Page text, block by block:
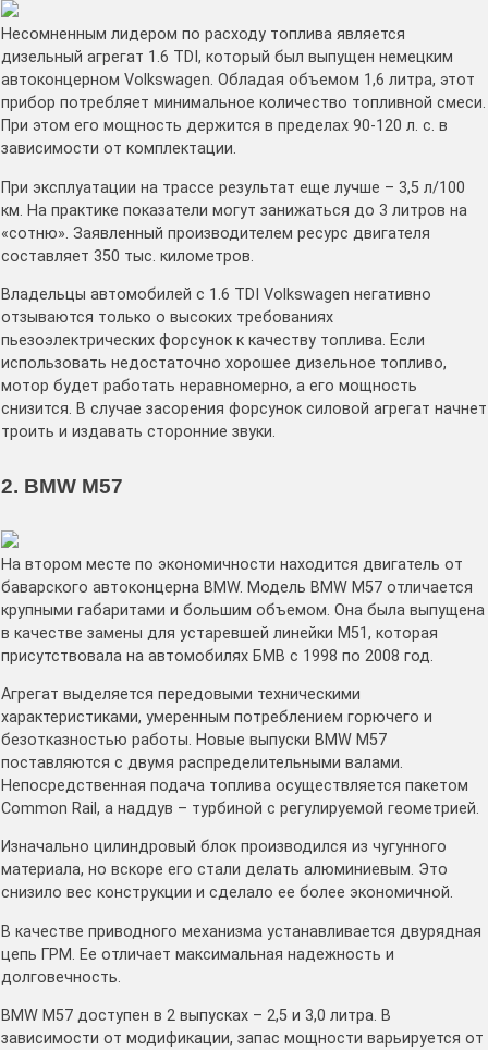
Несомненным лидером по расходу топлива является
дизельный агрегат 1.6 TDI, который был выпущен немецким
автоконцерном Volkswagen. Обладая объемом 1,6 литра, этот
прибор потребляет минимальное количество топливной смеси.
При этом его мощность держится в пределах 90-120 л. с. в
зависимости от комплектации.
При эксплуатации на трассе результат еще лучше – 3,5 л/100
км. На практике показатели могут занижаться до 3 литров на
«сотню». Заявленный производителем ресурс двигателя
составляет 350 тыс. километров.
Владельцы автомобилей с 1.6 TDI Volkswagen негативно
отзываются только о высоких требованиях
пьезоэлектрических форсунок к качеству топлива. Если
использовать недостаточно хорошее дизельное топливо,
мотор будет работать неравномерно, а его мощность
снизится. В случае засорения форсунок силовой агрегат начнет
троить и издавать сторонние звуки.
2. BMW M57
На втором месте по экономичности находится двигатель от
баварского автоконцерна BMW. Модель BMW M57 отличается
крупными габаритами и большим объемом. Она была выпущена
в качестве замены для устаревшей линейки М51, которая
присутствовала на автомобилях БМВ с 1998 по 2008 год.
Агрегат выделяется передовыми техническими
характеристиками, умеренным потреблением горючего и
безотказностью работы. Новые выпуски BMW M57
поставляются с двумя распределительными валами.
Непосредственная подача топлива осуществляется пакетом
Common Rail, а наддув – турбиной с регулируемой геометрией.
Изначально цилиндровый блок производился из чугунного
материала, но вскоре его стали делать алюминиевым. Это
снизило вес конструкции и сделало ее более экономичной.
В качестве приводного механизма устанавливается двурядная
цепь ГРМ. Ее отличает максимальная надежность и
долговечность.
BMW M57 доступен в 2 выпусках – 2,5 и 3,0 литра. В
зависимости от модификации, запас мощности варьируется от